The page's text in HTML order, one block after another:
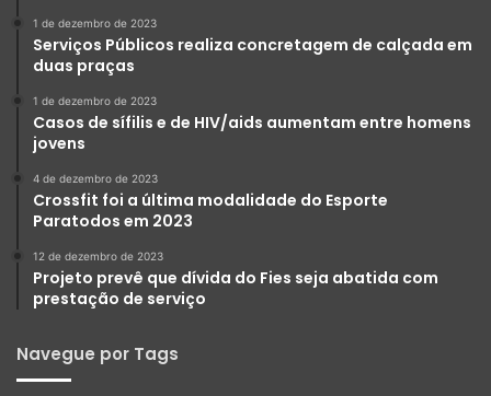
1 de dezembro de 2023
Serviços Públicos realiza concretagem de calçada em
duas praças
1 de dezembro de 2023
Casos de sífilis e de HIV/aids aumentam entre homens
jovens
4 de dezembro de 2023
Crossfit foi a última modalidade do Esporte
Paratodos em 2023
12 de dezembro de 2023
Projeto prevê que dívida do Fies seja abatida com
prestação de serviço
Navegue por Tags